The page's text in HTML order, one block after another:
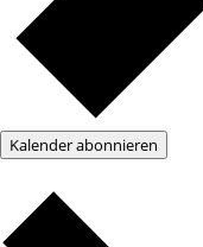
Kalender abonnieren